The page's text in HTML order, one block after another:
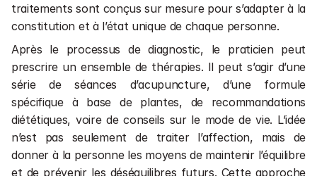
traitements sont conçus sur mesure pour s’adapter à la
constitution et à l’état unique de chaque personne.
Après le processus de diagnostic, le praticien peut
prescrire un ensemble de thérapies. Il peut s’agir d’une
série de séances d’acupuncture, d’une formule
spécifique à base de plantes, de recommandations
diététiques, voire de conseils sur le mode de vie. L’idée
n’est pas seulement de traiter l’affection, mais de
donner à la personne les moyens de maintenir l’équilibre
et de prévenir les déséquilibres futurs. Cette approche